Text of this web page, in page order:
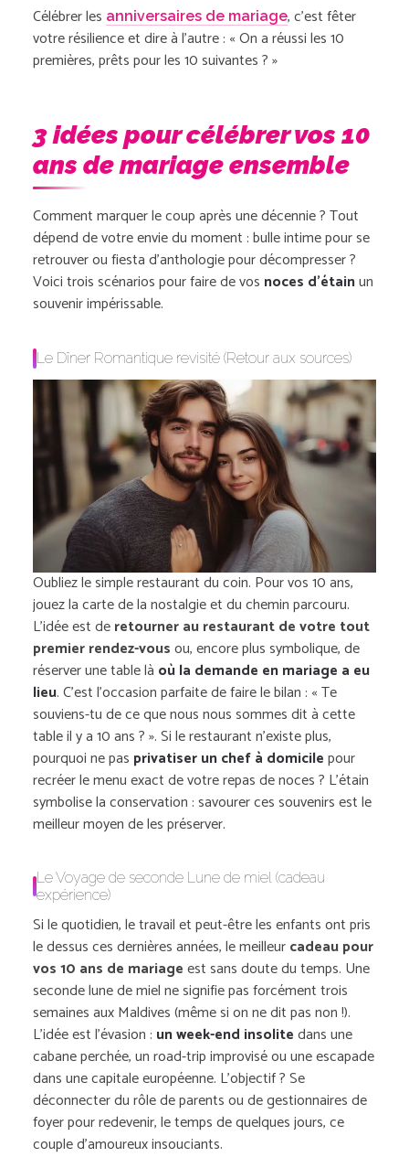
Célébrer les anniversaires de mariage, c’est fêter
votre résilience et dire à l’autre : « On a réussi les 10
premières, prêts pour les 10 suivantes ? »
3 idées pour célébrer vos 10
ans de mariage ensemble
Comment marquer le coup après une décennie ? Tout
dépend de votre envie du moment : bulle intime pour se
retrouver ou fiesta d’anthologie pour décompresser ?
Voici trois scénarios pour faire de vos noces d’étainun
souvenir impérissable.
Le Dîner Romantique revisité (Retour aux sources)
Oubliez le simple restaurant du coin. Pour vos 10 ans,
jouez la carte de la nostalgie et du chemin parcouru.
L’idée est deretourner au restaurant de votre tout
premier rendez-vousou, encore plus symbolique, de
réserver une table là où la demande en mariage a eu
lieu. C’est l’occasion parfaite de faire le bilan : « Te
souviens-tu de ce que nous nous sommes dit à cette
table il y a 10 ans ? ». Si le restaurant n’existe plus,
pourquoi ne pas privatiser un chef à domicilepour
recréer le menu exact de votre repas de noces ? L’étain
symbolise la conservation : savourer ces souvenirs est le
meilleur moyen de les préserver.
Le Voyage de seconde Lune de miel (cadeau
expérience)
Si le quotidien, le travail et peut-être les enfants ont pris
le dessus ces dernières années, le meilleurcadeau pour
vos 10 ans de mariageest sans doute du temps. Une
seconde lune de miel ne signifie pas forcément trois
semaines aux Maldives (même si on ne dit pas non !).
L’idée est l’évasion : un week-end insolitedans une
cabane perchée, un road-trip improvisé ou une escapade
dans une capitale européenne. L’objectif ? Se
déconnecter du rôle de parents ou de gestionnaires de
foyer pour redevenir, le temps de quelques jours, ce
couple d’amoureux insouciants.